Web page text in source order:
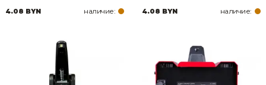
4.08 BYN наличие: 4.08 BYN наличие: